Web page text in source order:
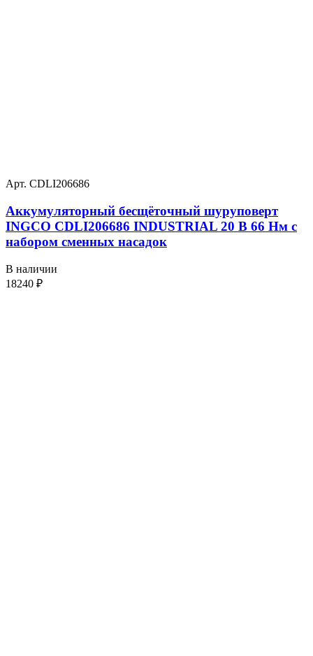
Арт. CDLI206686
Аккумуляторный бесщёточный шуруповерт
INGCO CDLI206686 INDUSTRIAL 20 В 66 Нм с
набором сменных насадок
В наличии
18240 ₽